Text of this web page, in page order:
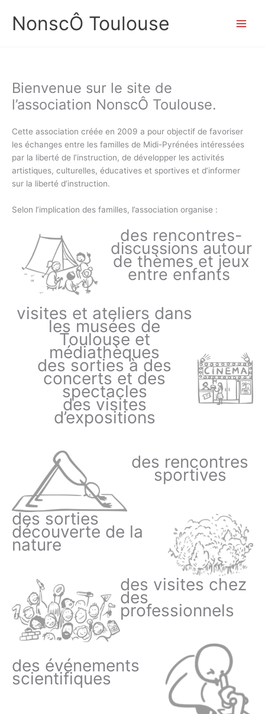
contenu
NonscÔ Toulouse
Bienvenue sur le site de
l’association NonscÔ Toulouse.
Cette association créée en 2009 a pour objectif de favoriser
les échanges entre les familles de Midi-Pyrénées intéressées
par la liberté de l’instruction, de développer les activités
artistiques, culturelles, éducatives et sportives et d’informer
sur la liberté d’instruction.
Selon l’implication des familles, l’association organise :
des rencontres-
discussions autour
de thèmes et jeux
entre enfants
visites et ateliers dans
les musées de
Toulouse et
médiathèques
des sorties à des
concerts et des
spectacles
des visites
d’expositions
des rencontres
sportives
des sorties
découverte de la
nature
des visites chez
des
professionnels
des événements
scientifiques